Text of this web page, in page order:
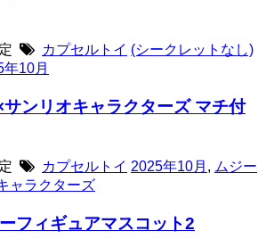
カプセルトイ (シークレットなし)
年10月
ンリオキャラクターズ マチ付
カプセルトイ 2025年10月 , ムジー
ャラクターズ
フィギュアマスコット2